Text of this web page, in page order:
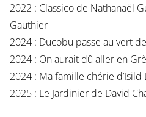
2022 : Classico de Nathanaël
Gauthier
2024 : Ducobu passe au vert
2024 : On aurait dû aller en
2024 : Ma famille chérie d’Isild
2025 : Le Jardinier de David